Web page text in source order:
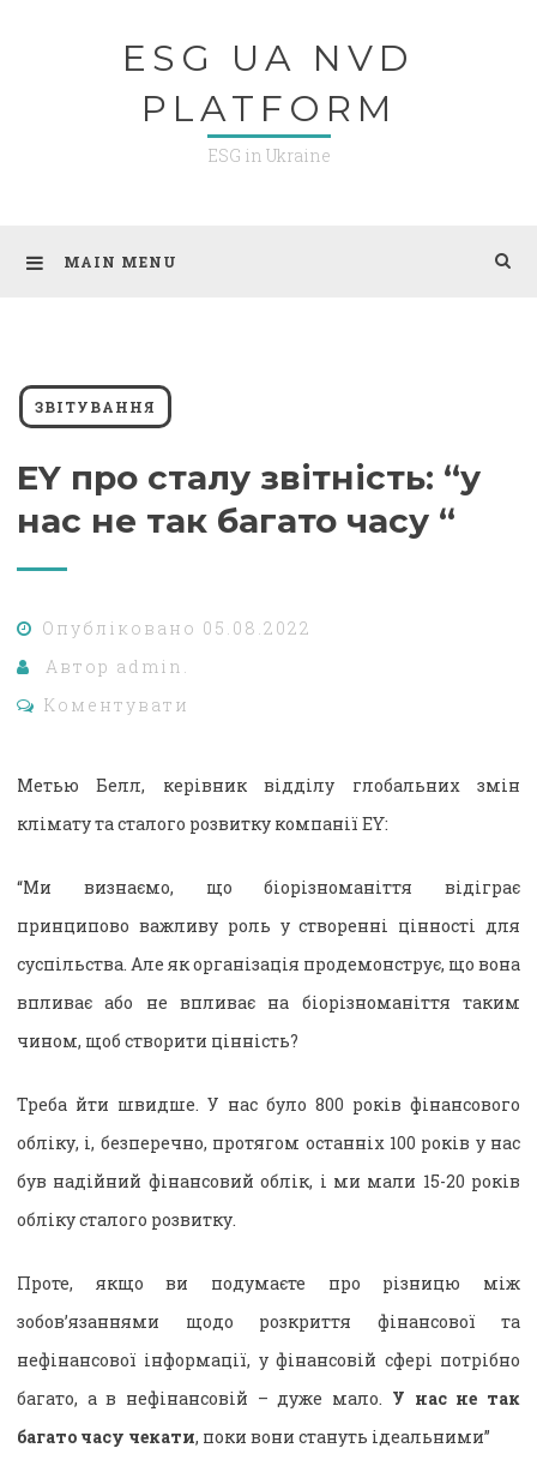
ESG UA NVD
PLATFORM
ESG in Ukraine
MAIN MENU
ЗВІТУВАННЯ
EY про сталу звітність: “у
нас не так багато часу “
Опубліковано 05.08.2022
Автор admin.
Коментувати
Метью Белл, керівник відділу глобальних змін
клімату та сталого розвитку компанії EY:
“Ми визнаємо, що біорізноманіття відіграє
принципово важливу роль у створенні цінності для
суспільства. Але як організація продемонструє, що вона
впливає або не впливає на біорізноманіття таким
чином, щоб створити цінність?
Треба йти швидше. У нас було 800 років фінансового
обліку, і, безперечно, протягом останніх 100 років у нас
був надійний фінансовий облік, і ми мали 15-20 років
обліку сталого розвитку.
Проте, якщо ви подумаєте про різницю між
зобов’язаннями щодо розкриття фінансової та
нефінансової інформації, у фінансовій сфері потрібно
багато, а в нефінансовій – дуже мало. У нас не так
багато часу чекати, поки вони стануть ідеальними”